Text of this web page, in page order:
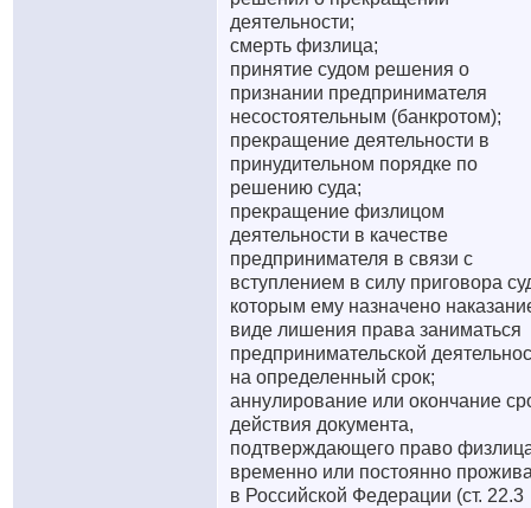
деятельности;
смерть физлица;
принятие судом решения о
признании предпринимателя
несостоятельным (банкротом);
прекращение деятельности в
принудительном порядке по
решению суда;
прекращение физлицом
деятельности в качестве
предпринимателя в связи с
вступлением в силу приговора
которым ему назначено
виде лишения права заниматься
предпринимательской
на определенный срок;
аннулирование или окончание
действия документа,
подтверждающего право
временно или постоянно
в Российской Федерации (ст. 22.3